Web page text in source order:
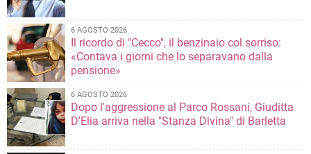
6 AGOSTO 2026
Il ricordo di "Cecco", il benzinaio col sorriso:
«Contava i giorni che lo separavano dalla
pensione»
6 AGOSTO 2026
Dopo l'aggressione al Parco Rossani, Giuditta
D'Elia arriva nella "Stanza Divina" di Barletta